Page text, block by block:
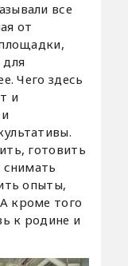
все
от
Чего здесь
и
готовить
снимать
опыты,
кроме того
к родине и